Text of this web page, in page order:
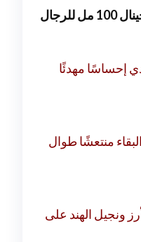
إحساسًا مهدئًا
منتعشًا طوال
ونجيل الهند على